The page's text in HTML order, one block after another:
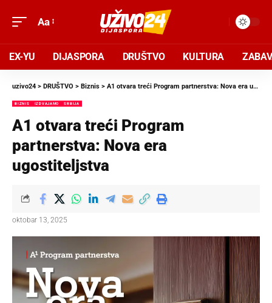
Aa
EX-YU DIJASPORA DRUŠTVO KULTURA
uzivo24 > DRUŠTVO > Biznis > A1 otvara treći Program partnerstva: Nova era ugostiteljstva
BIZNIS IZDVAJAMO SRBIJA
A1 otvara treći Program
partnerstva: Nova era
ugostiteljstva
oktobar 13, 2025